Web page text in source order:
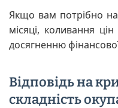
Якщо вам потрібно
місяці, коливання
досягненню
Відповідь на
складність